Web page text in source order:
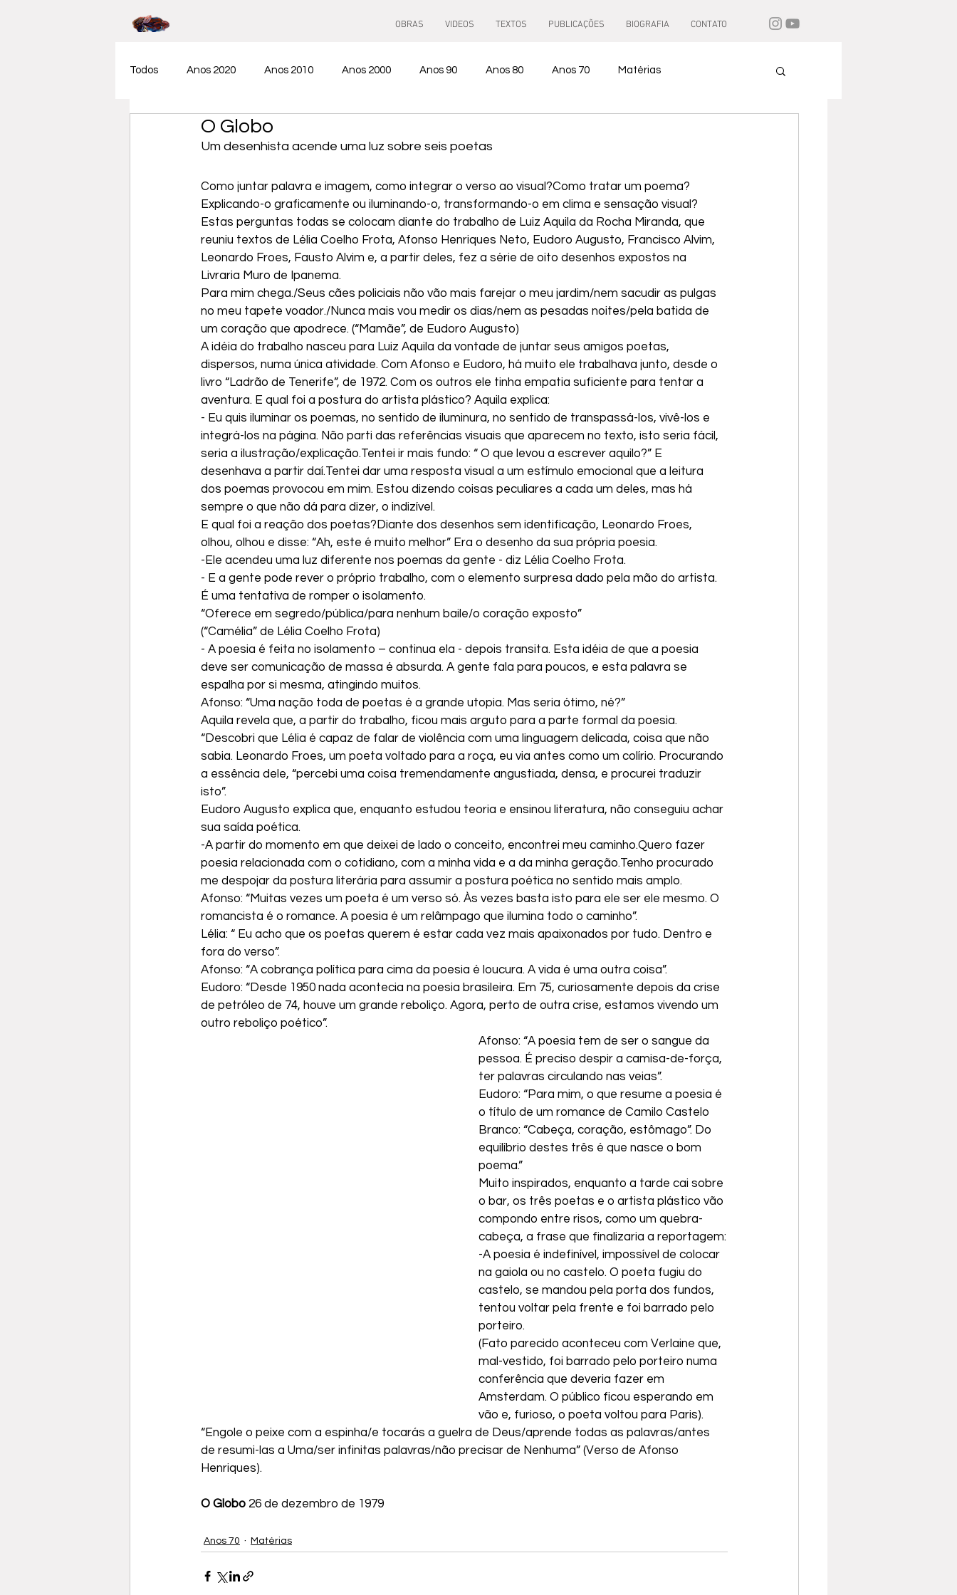
OBRAS VIDEOS TEXTOS PUBLICAÇÕES BIOGRAFIA CONTATO
Todos Anos 2020 Anos 2010 Anos 2000 Anos 90 Anos 80 Anos 70 Matérias
Textos de catálogos
O Globo
Um desenhista acende uma luz sobre seis poetas
Como juntar palavra e imagem, como integrar o verso ao visual?Como tratar um poema?
Explicando-o graficamente ou iluminando-o, transformando-o em clima e sensação visual?
Estas perguntas todas se colocam diante do trabalho de Luiz Aquila da Rocha Miranda, que
reuniu textos de Lélia Coelho Frota, Afonso Henriques Neto, Eudoro Augusto, Francisco Alvim,
Leonardo Froes, Fausto Alvim e, a partir deles, fez a série de oito desenhos expostos na
Livraria Muro de Ipanema.
Para mim chega./Seus cães policiais não vão mais farejar o meu jardim/nem sacudir as pulgas
no meu tapete voador./Nunca mais vou medir os dias/nem as pesadas noites/pela batida de
um coração que apodrece. (“Mamãe”, de Eudoro Augusto)
A idéia do trabalho nasceu para Luiz Aquila da vontade de juntar seus amigos poetas,
dispersos, numa única atividade. Com Afonso e Eudoro, há muito ele trabalhava junto, desde o
livro “Ladrão de Tenerife”, de 1972. Com os outros ele tinha empatia suficiente para tentar a
aventura. E qual foi a postura do artista plástico? Aquila explica:
- Eu quis iluminar os poemas, no sentido de iluminura, no sentido de transpassá-los, vivê-los e
integrá-los na página. Não parti das referências visuais que aparecem no texto, isto seria fácil,
seria a ilustração/explicação.Tentei ir mais fundo: “ O que levou a escrever aquilo?” E
desenhava a partir daí.Tentei dar uma resposta visual a um estímulo emocional que a leitura
dos poemas provocou em mim. Estou dizendo coisas peculiares a cada um deles, mas há
sempre o que não dá para dizer, o indizível.
E qual foi a reação dos poetas?Diante dos desenhos sem identificação, Leonardo Froes,
olhou, olhou e disse: “Ah, este é muito melhor” Era o desenho da sua própria poesia.
-Ele acendeu uma luz diferente nos poemas da gente - diz Lélia Coelho Frota.
- E a gente pode rever o próprio trabalho, com o elemento surpresa dado pela mão do artista.
É uma tentativa de romper o isolamento.
“Oferece em segredo/pública/para nenhum baile/o coração exposto”
(“Camélia” de Lélia Coelho Frota)
- A poesia é feita no isolamento – continua ela - depois transita. Esta idéia de que a poesia
deve ser comunicação de massa é absurda. A gente fala para poucos, e esta palavra se
espalha por si mesma, atingindo muitos.
Afonso: “Uma nação toda de poetas é a grande utopia. Mas seria ótimo, né?”
Aquila revela que, a partir do trabalho, ficou mais arguto para a parte formal da poesia.
“Descobri que Lélia é capaz de falar de violência com uma linguagem delicada, coisa que não
sabia. Leonardo Froes, um poeta voltado para a roça, eu via antes como um colírio. Procurando
a essência dele, “percebi uma coisa tremendamente angustiada, densa, e procurei traduzir
isto”.
Eudoro Augusto explica que, enquanto estudou teoria e ensinou literatura, não conseguiu achar
sua saída poética.
-A partir do momento em que deixei de lado o conceito, encontrei meu caminho.Quero fazer
poesia relacionada com o cotidiano, com a minha vida e a da minha geração.Tenho procurado
me despojar da postura literária para assumir a postura poética no sentido mais amplo.
Afonso: “Muitas vezes um poeta é um verso só. Às vezes basta isto para ele ser ele mesmo. O
romancista é o romance. A poesia é um relâmpago que ilumina todo o caminho”.
Lélia: “ Eu acho que os poetas querem é estar cada vez mais apaixonados por tudo. Dentro e
fora do verso”.
Afonso: “A cobrança política para cima da poesia é loucura. A vida é uma outra coisa”.
Eudoro: “Desde 1950 nada acontecia na poesia brasileira. Em 75, curiosamente depois da crise
de petróleo de 74, houve um grande reboliço. Agora, perto de outra crise, estamos vivendo um
outro reboliço poético”.
Afonso: “A poesia tem de ser o sangue da
pessoa. É preciso despir a camisa-de-força,
ter palavras circulando nas veias”.
Eudoro: “Para mim, o que resume a poesia é
o título de um romance de Camilo Castelo
Branco: “Cabeça, coração, estômago”. Do
equilíbrio destes três é que nasce o bom
poema.”
Muito inspirados, enquanto a tarde cai sobre
o bar, os três poetas e o artista plástico vão
compondo entre risos, como um quebra-
cabeça, a frase que finalizaria a reportagem:
-A poesia é indefinível, impossível de colocar
na gaiola ou no castelo. O poeta fugiu do
castelo, se mandou pela porta dos fundos,
tentou voltar pela frente e foi barrado pelo
porteiro.
(Fato parecido aconteceu com Verlaine que,
mal-vestido, foi barrado pelo porteiro numa
conferência que deveria fazer em
Amsterdam. O público ficou esperando em
vão e, furioso, o poeta voltou para Paris).
“Engole o peixe com a espinha/e tocarás a guelra de Deus/aprende todas as palavras/antes
de resumi-las a Uma/ser infinitas palavras/não precisar de Nenhuma” (Verso de Afonso
Henriques).
O Globo 26 de dezembro de 1979
Anos 70 Matérias